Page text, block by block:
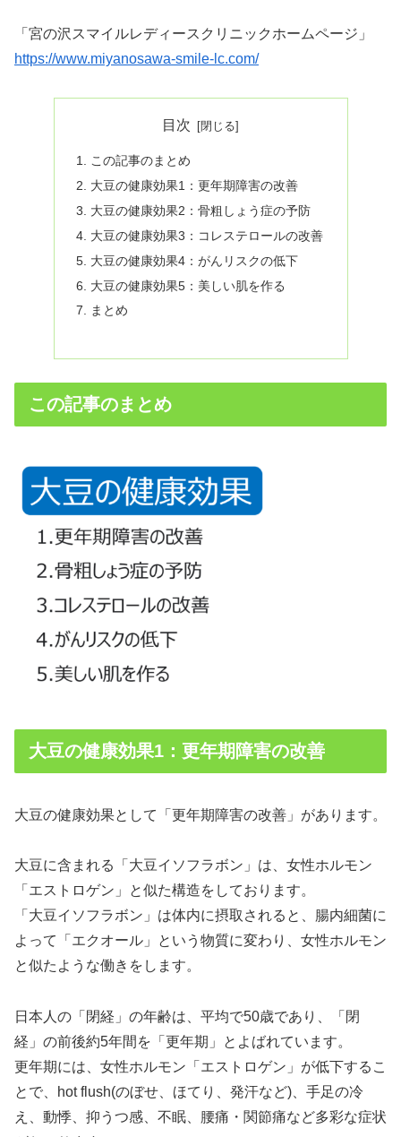
「宮の沢スマイルレディースクリニックホームページ」
https://www.miyanosawa-smile-lc.com/
目次
この記事のまとめ
大豆の健康効果1：更年期障害の改善
大豆の健康効果2：骨粗しょう症の予防
大豆の健康効果3：コレステロールの改善
大豆の健康効果4：がんリスクの低下
大豆の健康効果5：美しい肌を作る
まとめ
この記事のまとめ
大豆の健康効果1：更年期障害の改善
大豆の健康効果として「更年期障害の改善」があります。
大豆に含まれる「大豆イソフラボン」は、女性ホルモン
「エストロゲン」と似た構造をしております。
「大豆イソフラボン」は体内に摂取されると、腸内細菌に
よって「エクオール」という物質に変わり、女性ホルモン
と似たような働きをします。
日本人の「閉経」の年齢は、平均で50歳であり、「閉
経」の前後約5年間を「更年期」とよばれています。
更年期には、女性ホルモン「エストロゲン」が低下するこ
とで、hot flush(のぼせ、ほてり、発汗など)、手足の冷
え、動悸、抑うつ感、不眠、腰痛・関節痛など多彩な症状